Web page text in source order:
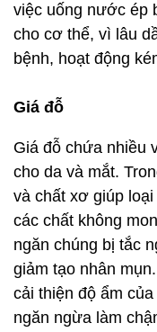
việc uống nước ép
cho cơ thể, vì lâu
bệnh, hoạt động
Giá đỗ
Giá đỗ chứa nhiều
cho da và mắt.
và chất xơ giúp
các chất không
ngăn chúng bị tắc
giảm tạo nhân
cải thiện độ ẩm
ngăn ngừa làm